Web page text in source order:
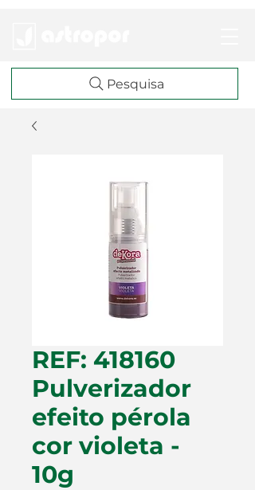
Pesquisa
REF: 418160
Pulverizador
efeito pérola
cor violeta -
10g